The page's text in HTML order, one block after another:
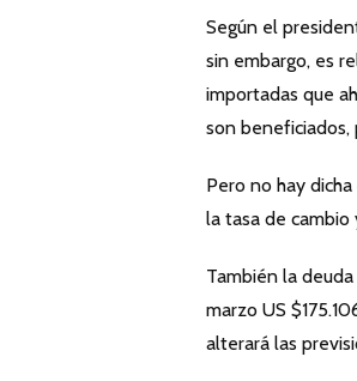
Según el
sin embargo, es
importadas que
son beneficiados,
Pero no hay
la tasa de
También la
marzo US
alterará las